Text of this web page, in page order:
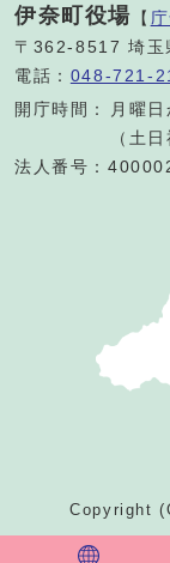
伊奈町役場 【
〒362-8517 埼玉
電話： 048-721-
開庁時間：
月曜
（土
法人番号：
Copyright